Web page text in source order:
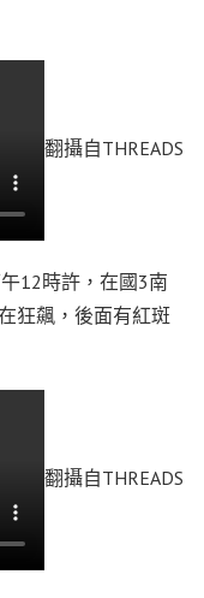
翻攝自THREADS
12時許，在國3南
狂飆，後面有紅斑
翻攝自THREADS